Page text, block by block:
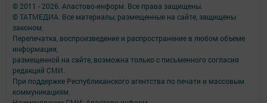
© 2011 - 2026. Апастово-информ. Все права защищены.
© ТАТМЕДИА. Все материалы, размещенные на сайте, защищены
законом.
Перепечатка, воспроизведение и распространение в любом объеме
информации,
размещенной на сайте, возможна только с письменного согласия
редакций СМИ.
При поддержке Республиканского агентства по печати и массовым
коммуникациям.